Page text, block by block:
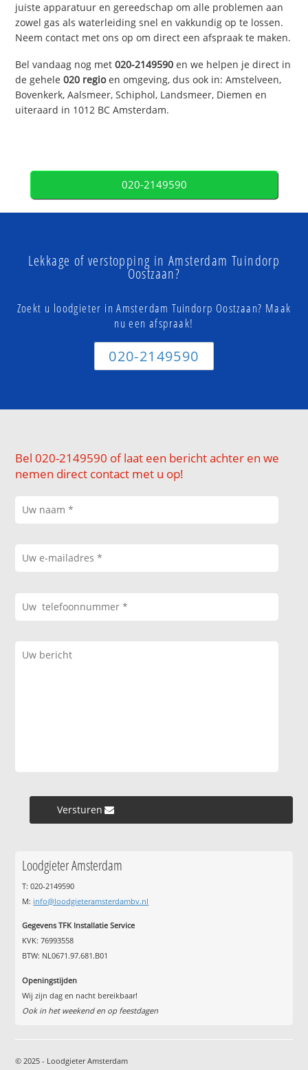
juiste apparatuur en gereedschap om alle problemen aan
zowel gas als waterleiding snel en vakkundig op te lossen.
Neem contact met ons op om direct een afspraak te maken.
Bel vandaag nog met020-2149590 en we helpen je direct in
de gehele020 regioen omgeving, dus ook in: Amstelveen,
Bovenkerk, Aalsmeer, Schiphol, Landsmeer, Diemen en
uiteraard in 1012 BC Amsterdam.
020-2149590
Lekkage of verstopping in Amsterdam Tuindorp
Oostzaan?
Zoekt u loodgieter in Amsterdam Tuindorp Oostzaan? Maak
nu een afspraak!
020-2149590
Bel 020-2149590 of laat een bericht achter en we
nemen direct contact met u op!
Versturen »
Loodgieter Amsterdam
T: 020-2149590
M: info@loodgieteramsterdambv.nl
Gegevens TFK Installatie Service
KVK: 76993558
BTW: NL0671.97.681.B01
Openingstijden
Wij zijn dag en nacht bereikbaar!
Ook in het weekend en op feestdagen
© 2025 - Loodgieter Amsterdam